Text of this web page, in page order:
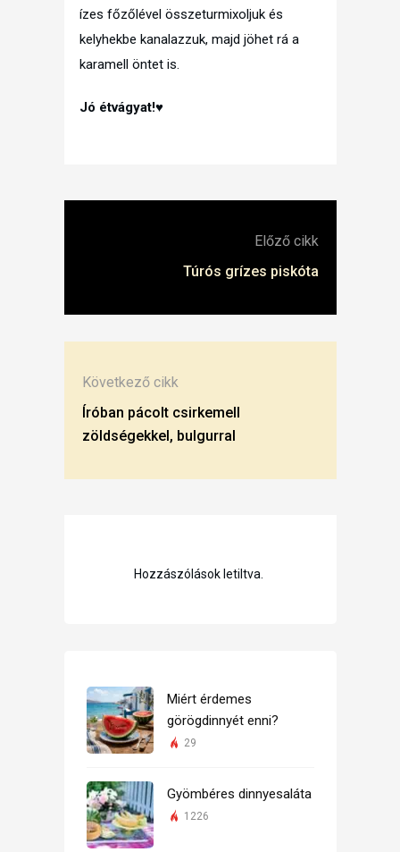
ízes főzőlével összeturmixoljuk és
kelyhekbe kanalazzuk, majd jöhet rá a
karamell öntet is.
Jó étvágyat!♥
Előző cikk
Túrós grízes piskóta
Következő cikk
Íróban pácolt csirkemell
zöldségekkel, bulgurral
Hozzászólások letiltva.
Miért érdemes
görögdinnyét enni?
29
Gyömbéres dinnyesaláta
1226